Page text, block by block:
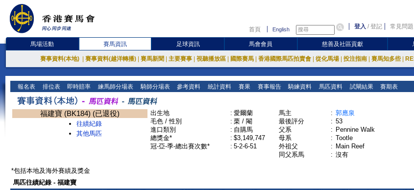
首頁 English 登入 /登記 常見問題
馬場活動 賽馬資訊 足球資訊 馬會會員 慈善及社區貢獻
賽事資料(本地) 賽事資料(越洋轉播) 賽馬新聞 主要賽事 視聽播放區 國際賽馬 香港國際馬匹拍賣會 從化馬場 投注指南 賽馬知多些
報名表 排位表 即時賠率 練馬師分場表 騎師分場表 參考資料 統計資料 賽果 賽事報告 騎練資料 馬匹資料 試閘結果 賽期表
福建寶 (BK184) (已退役)
往績紀錄
其他馬匹
出生地 : 愛爾蘭
毛色 / 性別
: 栗 / 閹
進口類別
: 自購馬
總獎金*
: $3,149,747
冠-亞-季-總出賽次數*
: 5-2-6-51
馬主 : 郭應泉
最後評分
: 53
父系
: Pennine Walk
母系
: Tootle
外祖父
: Main Reef
同父系馬
: 沒有
*包括本地及海外賽績及獎金
馬匹往績紀錄 - 福建寶